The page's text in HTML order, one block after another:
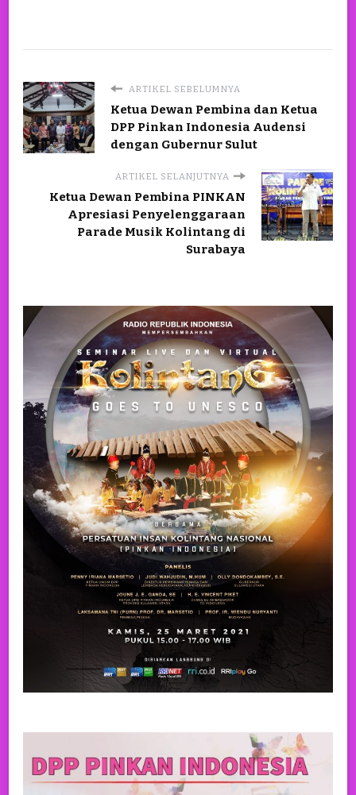
ARTIKEL SEBELUMNYA
Ketua Dewan Pembina dan Ketua
DPP Pinkan Indonesia Audensi
dengan Gubernur Sulut
ARTIKEL SELANJUTNYA
Ketua Dewan Pembina PINKAN
Apresiasi Penyelenggaraan
Parade Musik Kolintang di
Surabaya